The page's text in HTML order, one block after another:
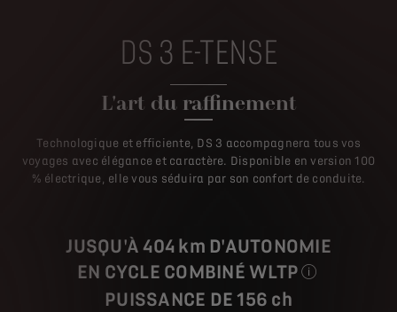
DS 3 E-TENSE
L'art du raffinement
Technologique et efficiente, DS 3 accompagnera tous vos
voyages avec élégance et caractère. Disponible en version 100
% électrique, elle vous séduira par son confort de conduite.
JUSQU'À 404 km D'AUTONOMIE
EN CYCLE COMBINÉ WLTP
PUISSANCE DE 156 ch